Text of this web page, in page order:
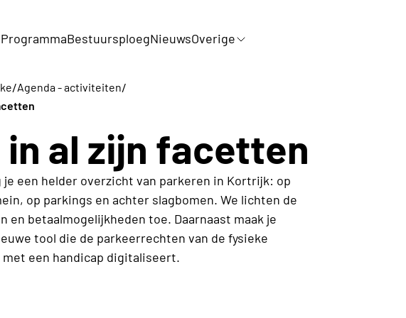
ProgrammaBestuursploegNieuwsOverige
/Agenda - activiteiten/
in al zijn facetten
een helder overzicht van parkeren in Kortrijk: op
op parkings en achter slagbomen. We lichten de
en betaalmogelijkheden toe. Daarnaast maak je
tool die de parkeerrechten van de fysieke
een handicap digitaliseert.